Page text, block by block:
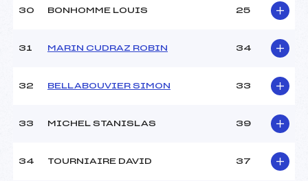
30 BONHOMME LOUIS 25
31 MARIN CUDRAZ ROBIN 34
32 BELLABOUVIER SIMON 33
33 MICHEL STANISLAS 39
34 TOURNIAIRE DAVID 37